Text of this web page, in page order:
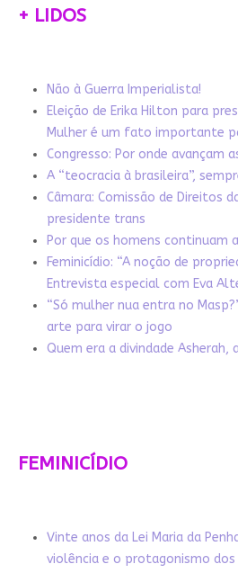
+ LIDOS
Não à Guerra Imperialista!
Eleição de Erika Hilton para
Mulher é um fato importante
Congresso: Por onde avançam
A “teocracia à brasileira”,
Câmara: Comissão de Direitos
presidente trans
Por que os homens continuam
Feminicídio: “A noção de
Entrevista especial com Eva
“Só mulher nua entra no
arte para virar o jogo
Quem era a divindade Asherah,
FEMINICÍDIO
Vinte anos da Lei Maria da
violência e o protagonismo